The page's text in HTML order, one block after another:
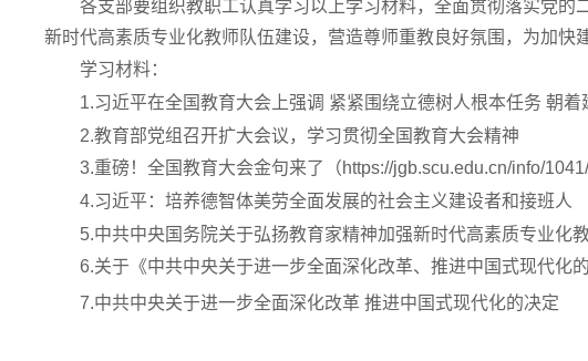
各支部要组织教职工认真学习以上学习材料，全面贯彻落实党
新时代高素质专业化教师队伍建设，营造尊师重教良好氛围，为加快
学习材料：
1.习近平在全国教育大会上强调 紧紧围绕立德树人根本任务 朝
2.教育部党组召开扩大会议，学习贯彻全国教育大会精神
3.重磅！全国教育大会金句来了（https://jgb.scu.edu.cn/info/1041/
4.习近平：培养德智体美劳全面发展的社会主义建设者和接班人
5.中共中央国务院关于弘扬教育家精神加强新时代高素质专业化
6.关于《中共中央关于进一步全面深化改革、推进中国式现代化
7.中共中央关于进一步全面深化改革 推进中国式现代化的决定